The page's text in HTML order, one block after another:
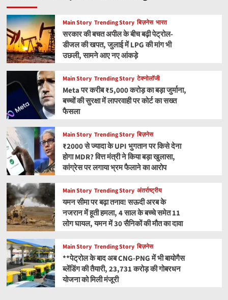
Main Story Trending Story बिज़नेस भारत
सरकार की बचत अपील के बीच बढ़ी पेट्रोल-
डीजल की खपत, जुलाई में LPG की मांग भी
उछली, सामने आए नए आंकड़े
Main Story Trending Story टेक्नोलॉजी
Meta पर करीब ₹5,000 करोड़ का बड़ा जुर्माना,
बच्चों की सुरक्षा में लापरवाही पर कोर्ट का सख्त
फैसला
Main Story Trending Story बिज़नेस
₹2000 से ज्यादा के UPI भुगतान पर किसे देना
होगा MDR? वित्त मंत्री ने किया बड़ा खुलासा,
कांग्रेस पर लगाया भ्रम फैलाने का आरोप
Main Story Trending Story अंतर्राष्ट्रीय
यमन सीमा पर बढ़ा तनाव! सऊदी अरब के
नजरान में हूती हमला, 4 साल के बच्चे समेत 11
लोग घायल, यमन में 30 सैनिकों की मौत का दावा
Main Story Trending Story बिज़नेस
**पेट्रोल के बाद अब CNG-PNG में भी बायोगैस
ब्लेंडिंग की तैयारी, 23,731 करोड़ की गोबरधन
योजना को मिली मंजूरी